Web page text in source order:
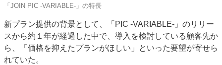
「JOIN PIC -VARIABLE-」の特長
新プラン提供の背景として、「PIC -VARIABLE-」のリリー
スから約１年が経過した中で、導入を検討している顧客先か
ら、「価格を抑えたプランがほしい」といった要望が寄せら
れていた。